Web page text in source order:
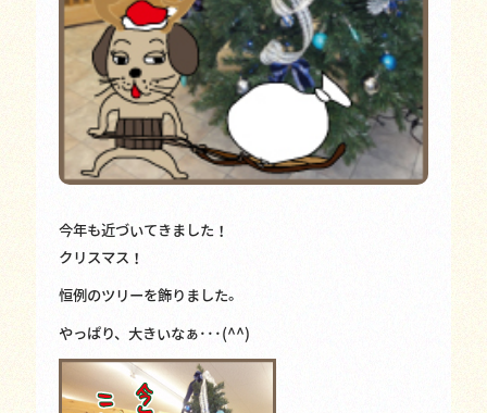
今年も近づいてきました！
クリスマス！
恒例のツリーを飾りました。
やっぱり、大きいなぁ･･･(^^)